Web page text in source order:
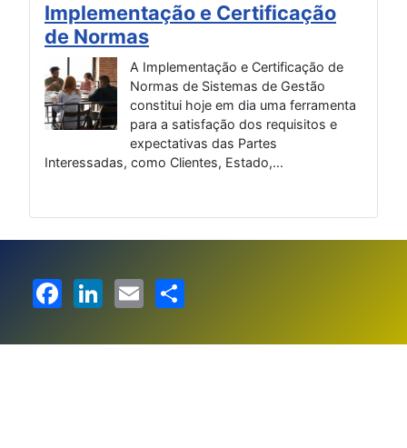
V
Implementação e Certificação
de Normas
A Implementação e Certificação de
Normas de Sistemas de Gestão
constitui hoje em dia uma ferramenta
para a satisfação dos requisitos e
expectativas das Partes
Interessadas, como Clientes, Estado,...
Facebook
LinkedIn
Email